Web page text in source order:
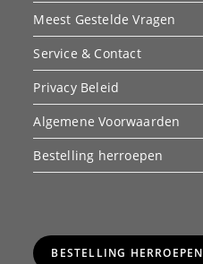
Meest Gestelde Vragen
Service & Contact
Privacy Beleid
Algemene Voorwaarden
Bestelling herroepen
BESTELLING HERROEPEN